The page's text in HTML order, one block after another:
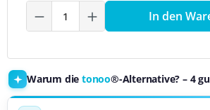
Produkt Anzahl: Gib
In den
Warum die tonoo®-Alternative? – 4